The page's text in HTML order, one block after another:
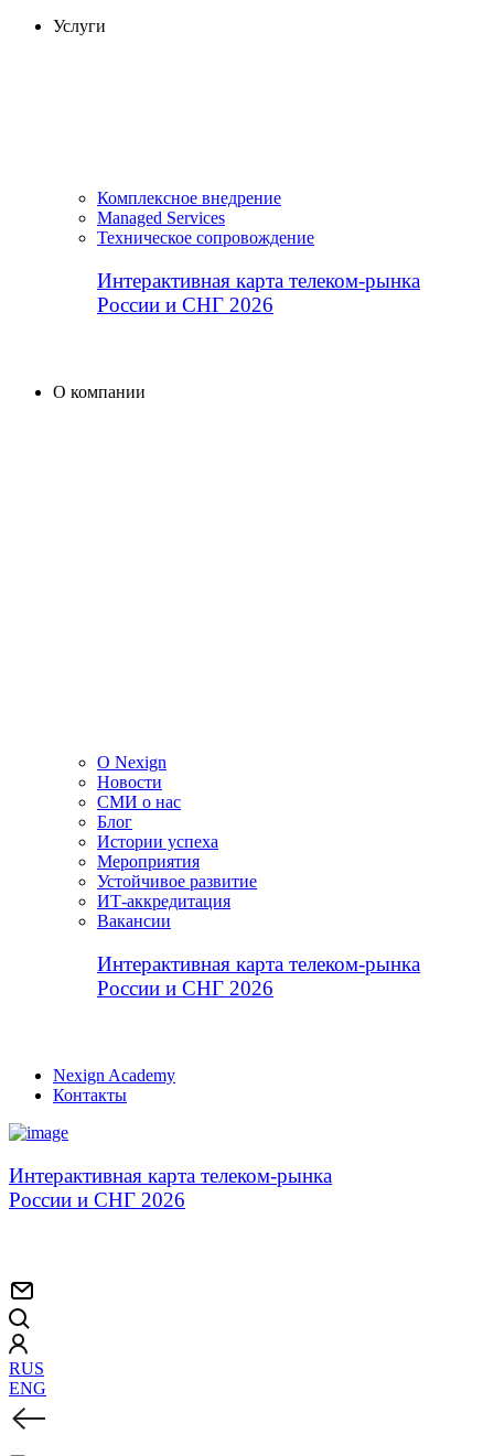
Услуги
Комплексное внедрение
Managed Services
Техническое сопровождение
Интерактивная карта телеком-рынка
России и СНГ 2026
О компании
О Nexign
Новости
СМИ о нас
Блог
Истории успеха
Мероприятия
Устойчивое развитие
ИТ-аккредитация
Вакансии
Интерактивная карта телеком-рынка
России и СНГ 2026
Nexign Academy
Контакты
Интерактивная карта телеком-рынка
России и СНГ 2026
RUS
ENG